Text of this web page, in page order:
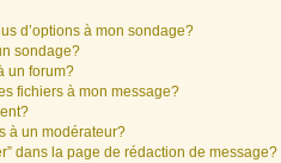
d’options à mon sondage?
sondage?
un forum?
fichiers à mon message?
à un modérateur?
dans la page de rédaction de message?